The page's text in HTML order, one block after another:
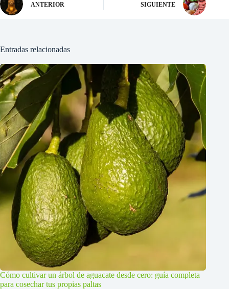
ANTERIOR SIGUIENTE
Entradas relacionadas
Cómo cultivar un árbol de aguacate desde cero: guía completa
para cosechar tus propias paltas